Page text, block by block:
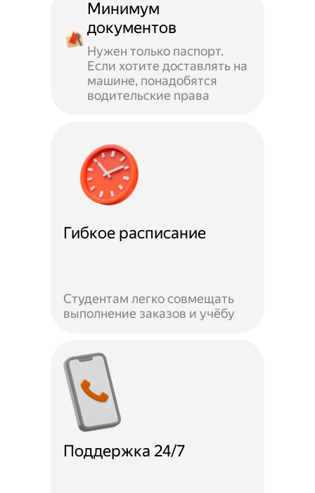
Минимум
документов
Нужен только паспорт.
Если хотите доставлять на
машине, понадобятся
водительские права
Гибкое расписание
Студентам легко совмещать
выполнение заказов и учёбу
Поддержка 24/7